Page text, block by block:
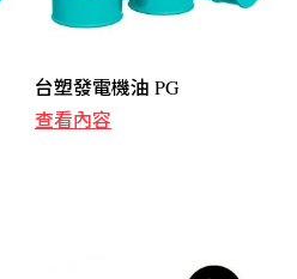
台塑發電機油 PG
查看內容